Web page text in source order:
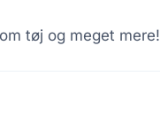
tøj og meget mere!